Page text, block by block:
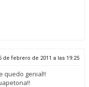
de febrero de 2011 a las 19:25
quedo genial!!